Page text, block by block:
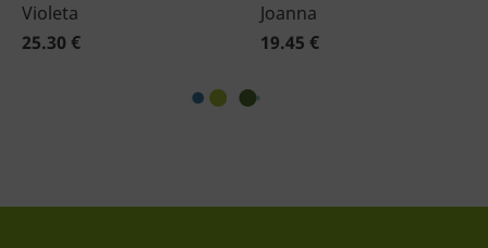
Violeta
25.30 €
Joanna
19.45 €